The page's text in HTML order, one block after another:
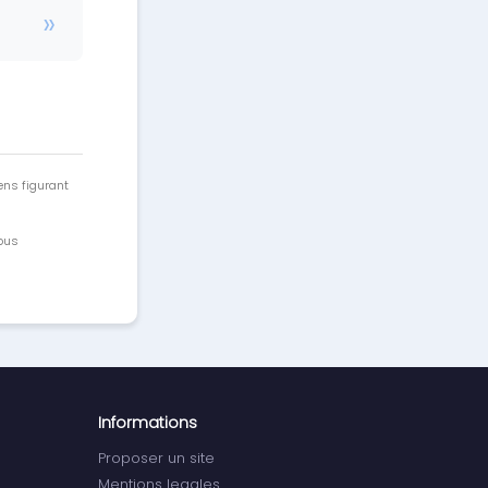
figurant
Informations
Proposer un site